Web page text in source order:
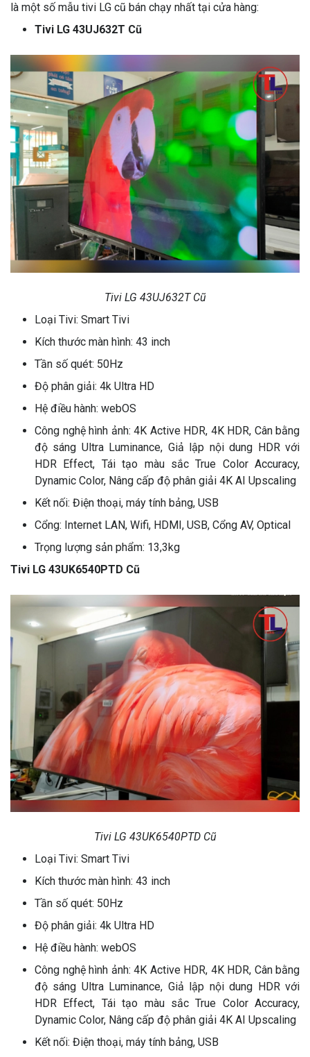
là một số mẫu tivi LG cũ bán chạy nhất tại cửa hàng:
Tivi LG 43UJ632T Cũ
Tivi LG 43UJ632T Cũ
Loại Tivi: Smart Tivi
Kích thước màn hình: 43 inch
Tần số quét: 50Hz
Độ phân giải: 4k Ultra HD
Hệ điều hành: webOS
Công nghệ hình ảnh: 4K Active HDR, 4K HDR, Cân bằng
độ sáng Ultra Luminance, Giả lập nội dung HDR với
HDR Effect, Tái tạo màu sắc True Color Accuracy,
Dynamic Color, Nâng cấp độ phân giải 4K AI Upscaling
Kết nối: Điện thoại, máy tính bảng, USB
Cổng: Internet LAN, Wifi, HDMI, USB, Cổng AV, Optical
Trọng lượng sản phẩm: 13,3kg
Tivi LG 43UK6540PTD Cũ
Tivi LG 43UK6540PTD Cũ
Loại Tivi: Smart Tivi
Kích thước màn hình: 43 inch
Tần số quét: 50Hz
Độ phân giải: 4k Ultra HD
Hệ điều hành: webOS
Công nghệ hình ảnh: 4K Active HDR, 4K HDR, Cân bằng
độ sáng Ultra Luminance, Giả lập nội dung HDR với
HDR Effect, Tái tạo màu sắc True Color Accuracy,
Dynamic Color, Nâng cấp độ phân giải 4K AI Upscaling
Kết nối: Điện thoại, máy tính bảng, USB